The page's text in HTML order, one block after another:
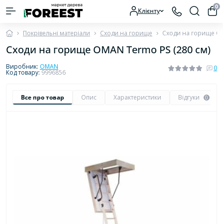
Клієнту 0
Покрівельні матеріали Сходи на горище Сходи на горище
Сходи на горище OMAN Termo PS (280 см)
Виробник: OMAN
Код товару:9996856
0
Все про товар Опис Характеристики Відгуки 0